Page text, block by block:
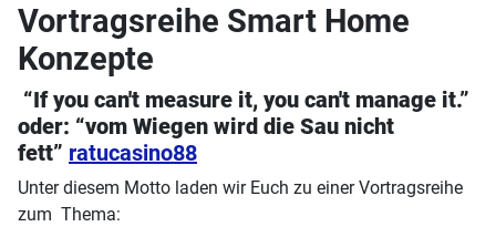
Vortragsreihe Smart Home
Konzepte
“If you can't measure it, you can't manage it.”
oder: “vom Wiegen wird die Sau nicht
fett” ratucasino88
Unter diesem Motto laden wir Euch zu einer Vortragsreihe
zum Thema: